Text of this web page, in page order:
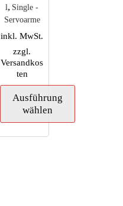
l, Single -
Servoarme
inkl. MwSt.
zzgl.
Versandkos
ten
Ausführung
wählen
Dieses